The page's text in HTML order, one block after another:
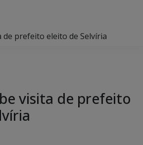
de prefeito eleito de Selvíria
visita de prefeito